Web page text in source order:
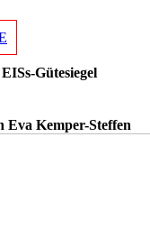
Gütesiegel
Eva Kemper-Steffen